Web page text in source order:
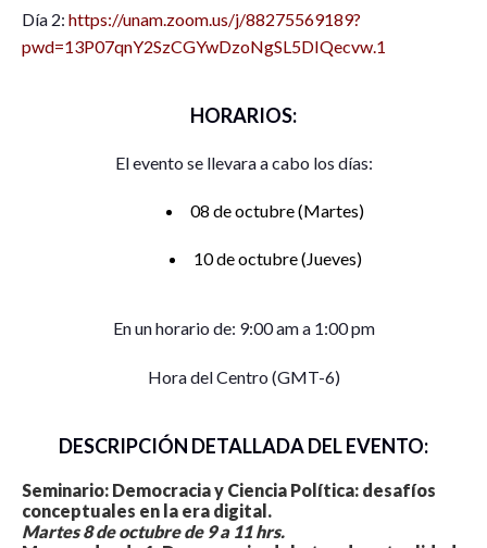
Día 2: https://unam.zoom.us/j/88275569189?
pwd=13P07qnY2SzCGYwDzoNgSL5DIQecvw.1
HORARIOS:
El evento se llevara a cabo los días:
08 de octubre (Martes)
10 de octubre (Jueves)
En un horario de: 9:00 am a 1:00 pm
Hora del Centro (GMT-6)
DESCRIPCIÓN DETALLADA DEL EVENTO:
Seminario: Democracia y Ciencia Política: desafíos
conceptuales en la era digital.
Martes 8 de octubre de 9 a 11 hrs.